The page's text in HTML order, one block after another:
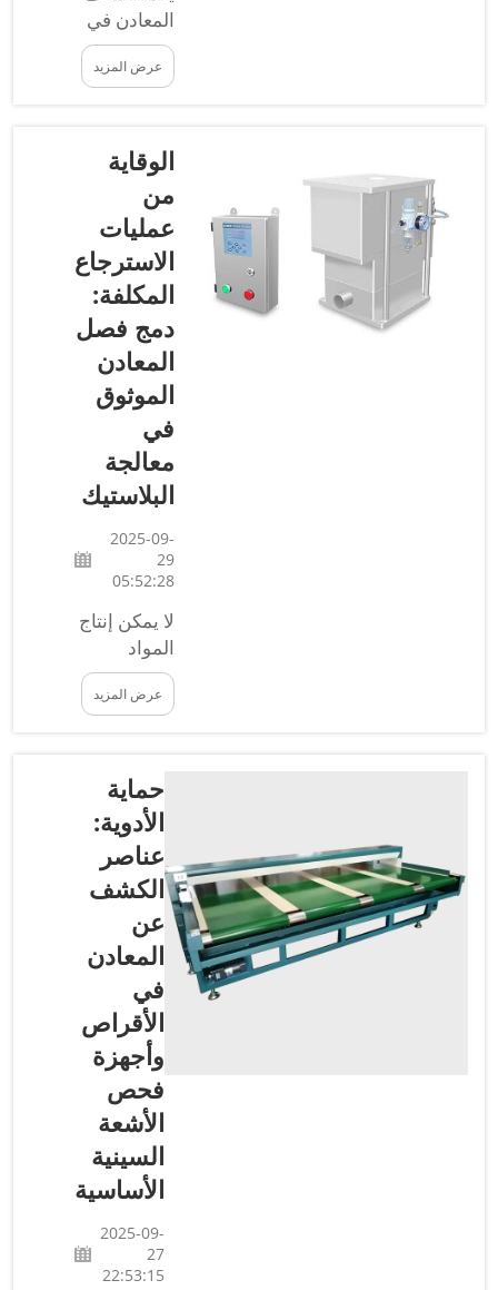
المعادن في
السوائل أمرًا
ضروريًا
المنتجات
التي
نستخدمها.
وتُعد سلسلة
COSO، وهي
الشركة
الرائدة في
تصنيع
كاشفات
المعادن
السائلة
المخصصة،
فعالةً مثبتةً
للمصنّعين
الذين يسعون
إلى حماية
منتجاتهم
السائلة ...
عرض المزيد
الوقاية
من
عمليات
الاسترجاع
المكلفة:
دمج فصل
المعادن
الموثوق
في
معالجة
البلاستيك
2025-09-
29
05:52:28
لا يمكن إنتاج
المواد
البلاستيكية
دون إزالة
للحفاظ على
منتجاتنا
وحمايتها. إذا
لم نقم بذلك،
فقد يكون
ذلك مكلفًا
جدًا. فوائد
فصل
المعادن في
تصنيع
البلاستيك:
يجب ألا
تحتوي
المنتجات
البلاستيكية
على
معادن...
عرض المزيد
حماية
الأدوية:
عناصر
الكشف
عن
المعادن
في
الأقراص
وأجهزة
فحص
الأشعة
السينية
الأساسية
2025-09-
27
22:53:15